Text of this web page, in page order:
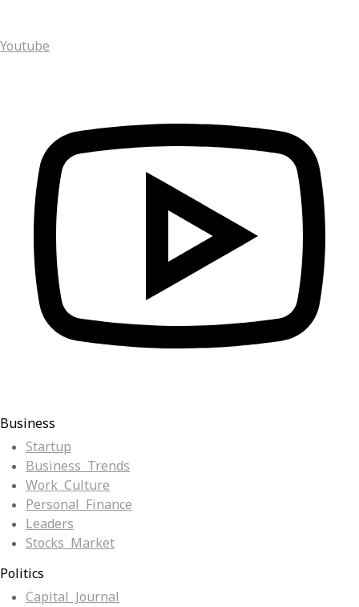
Youtube
Business
Startup
Business Trends
Work Culture
Personal Finance
Leaders
Stocks Market
Politics
Capital Journal